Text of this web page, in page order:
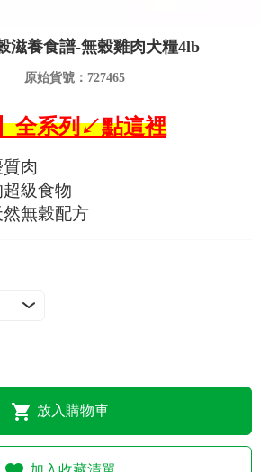
滋養食譜-無穀雞肉犬糧4lb
原始貨號：727465
全系列↙點這裡
質肉
超級食物
然無穀配方
放入購物車